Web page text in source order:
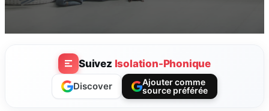
Suivez Isolation-Phonique
Discover
Ajouter comme
source préférée